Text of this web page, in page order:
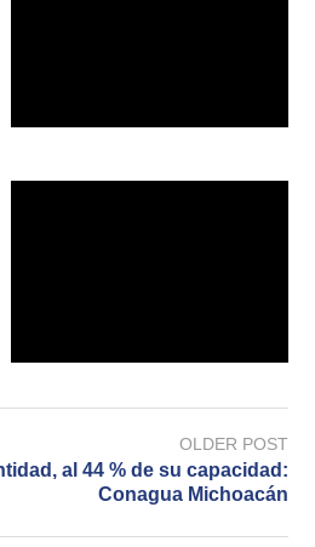
OLDER POST
al 44 % de su capacidad:
Conagua Michoacán